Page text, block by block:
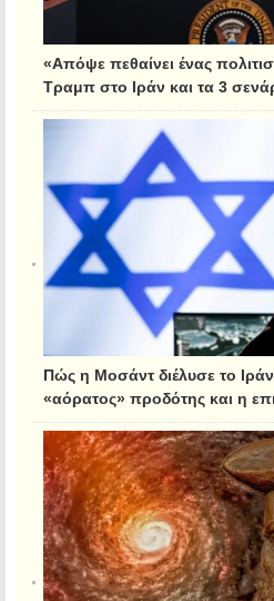
«Απόψε πεθαίνει ένας
Τραμπ στο Ιράν και τα 3
Πώς η Μοσάντ διέλυσε το
«αόρατος» προδότης και η